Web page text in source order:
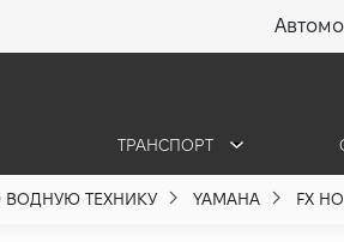
ТРАНСПОРТ
ТЕХНИКУ YAMAHA FX HO